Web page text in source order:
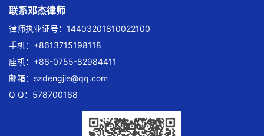
联系邓杰律师
律师执业证号：14403201810022100
手机：+8613715198118
座机：+86-0755-82984411
邮箱： szdengjie@qq.com
Q Q：578700168